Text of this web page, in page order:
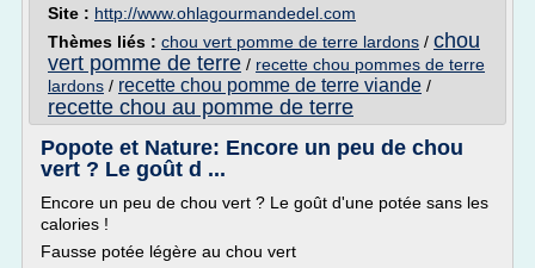
Site : http://www.ohlagourmandedel.com
Thèmes liés : chou vert pomme de terre lardons / chou
vert pomme de terre / recette chou pommes de terre
lardons / recette chou pomme de terre viande /
recette chou au pomme de terre
Popote et Nature: Encore un peu de chou
vert ? Le goût d ...
Encore un peu de chou vert ? Le goût d'une potée sans les
calories !
Fausse potée légère au chou vert